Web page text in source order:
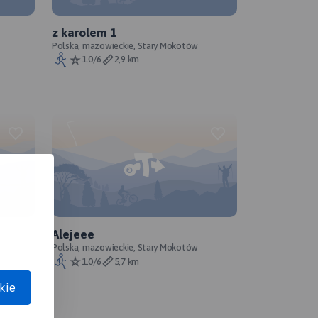
z karolem 1
Polska, mazowieckie, Stary Mokotów
1.0/6
2,9 km
Alejeee
Polska, mazowieckie, Stary Mokotów
1.0/6
5,7 km